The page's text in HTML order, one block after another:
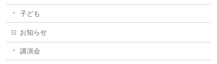
子ども
お知らせ
講演会